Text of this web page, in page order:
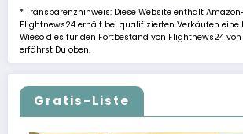
* Transparenzhinweis: Diese Website enthält
Flightnews24 erhält bei qualifizierten Verkäufen eine
Wieso dies für den Fortbestand von Flightnews24
erfährst Du oben.
Gratis-Liste